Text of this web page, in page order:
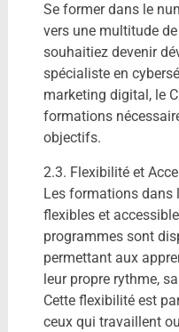
Se former dans le
vers une multitude
souhaitiez devenir
spécialiste en
marketing digital, le
formations
objectifs.
2.3. Flexibilité et
Les formations dans
flexibles et
programmes sont
permettant aux
leur propre rythme,
Cette flexibilité est
ceux qui travaillent